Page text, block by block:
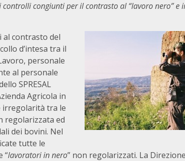
congiunti per il contrasto al “lavoro nero” e
al contrasto del
d’intesa tra il
personale
al personale
SPRESAL
Agricola in
irregolarità tra le
regolarizzata ed
dei bovini. Nel
tutte le
“lavoratori in nero” non regolarizzati. La